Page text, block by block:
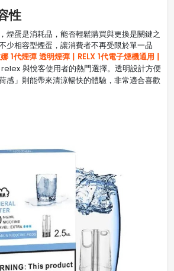
性
煙蛋是消耗品，能否輕鬆購買與更換是關鍵之
少相容型煙蛋，讓消費者不再受限於單一品
娜 1代煙彈 透明煙彈 | RELX 1代電子煙機通用 |
relex 與悅客使用者的熱門選擇。透明設計方便
感」則能帶來清涼暢快的體驗，非常適合喜歡